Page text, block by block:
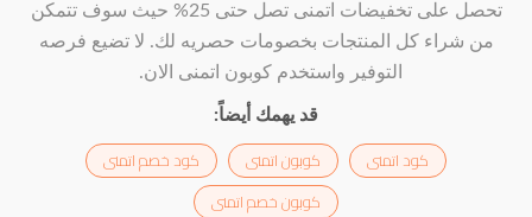
تحصل على تخفيضات اتمنى تصل حتى 25% حيث سوف تتمكن
من شراء كل المنتجات بخصومات حصريه لك. لا تضيع فرصه
التوفير واستخدم كوبون اتمنى الان.
قد يهمك أيضاً:
كود اتمنى كوبون اتمنى
كود خصم اتمنى
كوبون خصم اتمنى